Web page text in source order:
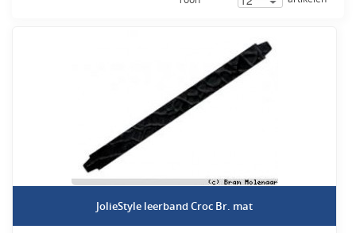
JolieStyle leerband Croc Br. mat